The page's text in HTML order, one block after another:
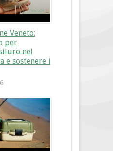
Veneto:
per
nel
e sostenere i